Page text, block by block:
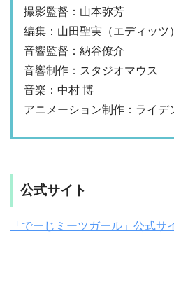
撮影監督：山本弥芳
編集：山田聖実（エディッツ）
音響監督：納谷僚介
音響制作：スタジオマウス
音楽：中村 博
アニメーション制作：ライデ
公式サイト
「でーじミーツガール」公式サ